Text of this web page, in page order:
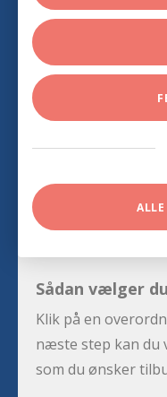
Sådan vælger
Klik på en
næste step kan du
som du ønsker